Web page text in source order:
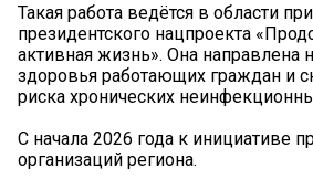
Такая работа ведётся в области
президентского нацпроекта
активная жизнь». Она направлена
здоровья работающих граждан и
риска хронических
С начала 2026 года к инициативе
организаций региона.